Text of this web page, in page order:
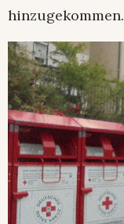
hinzugekommen.